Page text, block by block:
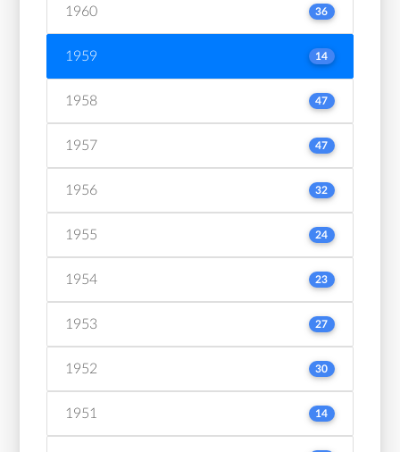
1960 36
1959 14
1958 47
1957 47
1956 32
1955 24
1954 23
1953 27
1952 30
1951 14